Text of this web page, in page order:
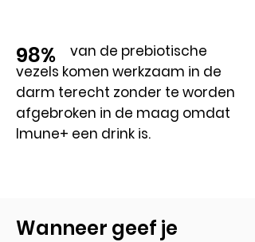
van de prebiotische
vezels komen werkzaam in de
darm terecht zonder te worden
afgebroken in de maag omdat
Imune+ een drink is.
98%
Wanneer geef je